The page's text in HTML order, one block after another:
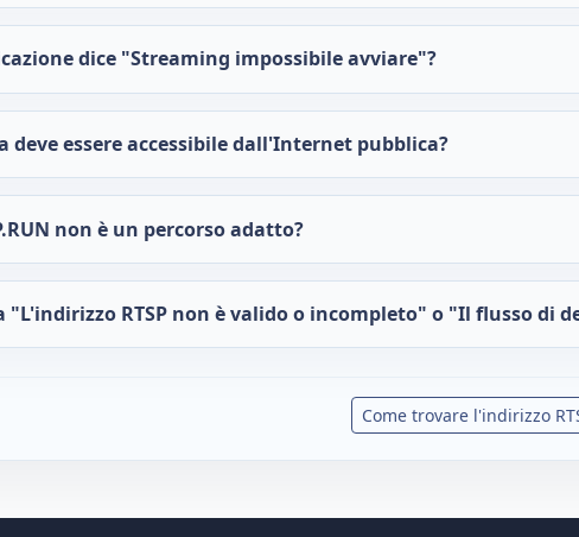
dice "Streaming impossibile avviare"?
deve essere accessibile dall'Internet pubblica?
non è un percorso adatto?
"L'indirizzo RTSP non è valido o incompleto" o "Il flusso di
Come trovare l'indirizzo